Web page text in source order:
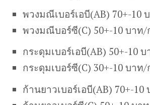
พวงมณีเบอร์เอบี(AB) 70+-10
พวงมณีบอร์ซี(C) 50+-10 บาท/
กระดุมเบอร์เอบี(AB) 50+-10
กระดุมเบอร์ซี(C) 30+-10 บาท/
ก้านยาวเบอร์เอบี(AB) 70+-10